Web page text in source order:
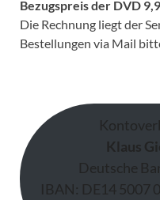
Bezugspreis der DVD
Die Rechnung liegt der
Bestellungen via Mail
Klaus
Deutsche
IBAN: DE14 5007